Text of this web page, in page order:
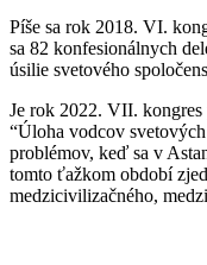
Píše sa rok 2018. VI.
sa 82 konfesionálnych
úsilie svetového
Je rok 2022. VII.
“Úloha vodcov
problémov, keď sa v
tomto ťažkom období
medzicivilizačného,